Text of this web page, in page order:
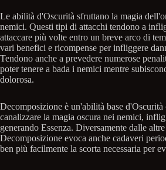
Le abilità d'Oscurità sfruttano la magia
nemici. Questi tipi di attacchi tendono a
attaccare più volte entro un breve arco di
vari benefici e ricompense per infliggere
Tendono anche a prevedere numerose
poter tenere a bada i nemici mentre
dolorosa.
Decomposizione è un'abilità base d'Oscurità
canalizzare la magia oscura nei nemici,
generando Essenza. Diversamente dalle
Decomposizione evoca anche cadaveri
ben più facilmente la scorta necessaria per